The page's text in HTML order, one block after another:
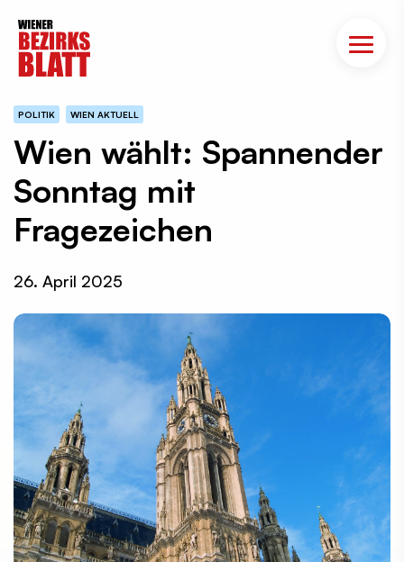
POLITIK WIEN AKTUELL
Wien wählt: Spannender
Sonntag mit
Fragezeichen
26. April 2025